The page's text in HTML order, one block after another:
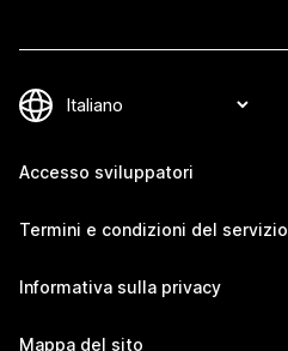
Accesso sviluppatori
Termini e condizioni del servizio
Informativa sulla privacy
Mappa del sito